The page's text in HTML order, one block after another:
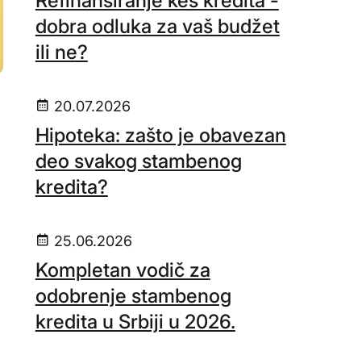
dobra odluka za vaš budžet
ili ne?
20.07.2026
Hipoteka: zašto je obavezan
deo svakog stambenog
kredita?
25.06.2026
Kompletan vodič za
odobrenje stambenog
kredita u Srbiji u 2026.